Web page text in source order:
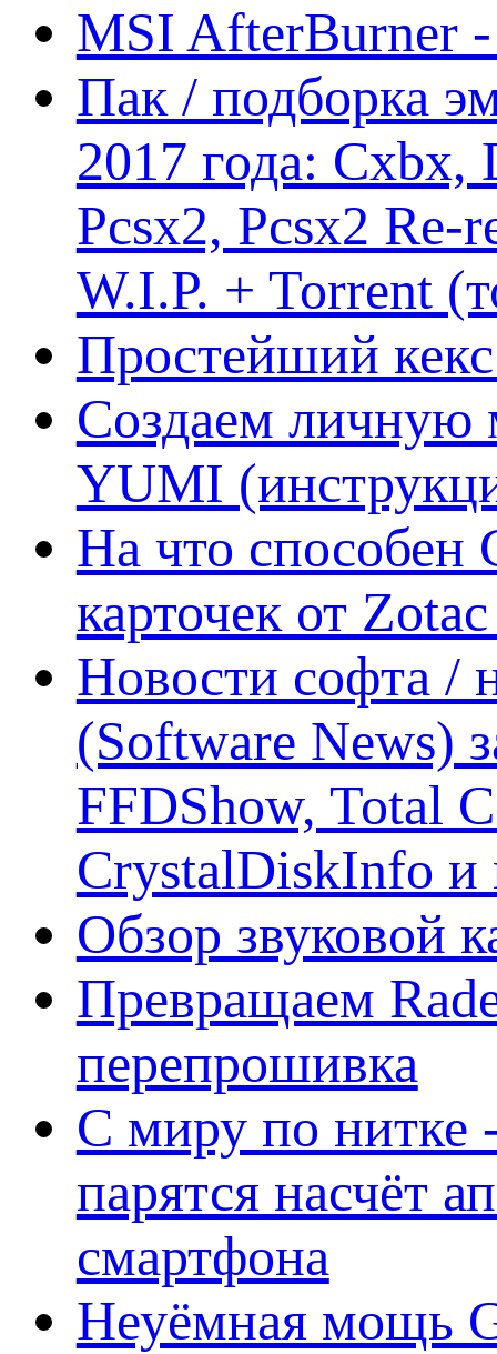
MSI AfterBurner
Пак / подборка
2017 года:
Pcsx2, Pcsx2
W.I.P. + Torrent
Простейший кекс
Создаем личную
YUMI
На что способен
карточек от
Новости софта /
(Software News)
FFDShow, Total
CrystalDiskInfo и
Обзор звуковой
Превращаем
перепрошивка
С миру по нитке
парятся насчёт
смартфона
Неуёмная мощь